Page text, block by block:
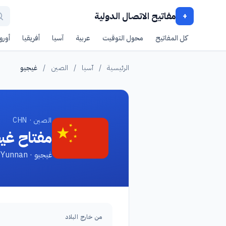
+ مفاتيح الاتصال الدولية
كل المفاتيح محول التوقيت عربية آسيا أفريقيا
الرئيسية / آسيا / الصين / غيجيو
الصين · CHN
مفتاح
غيجيو · Gejiu, Yunnan
من خارج البلاد